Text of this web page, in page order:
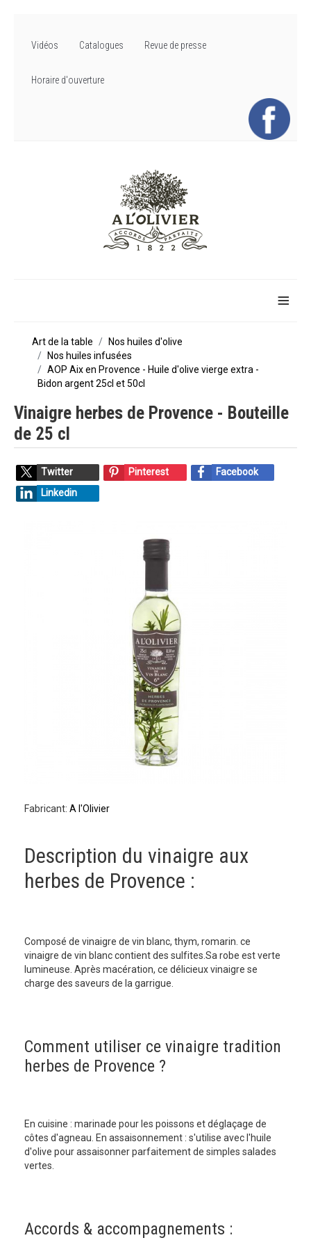
Vidéos Catalogues Revue de presse
Horaire d'ouverture
≡
Art de la table
Nos huiles d'olive
Nos huiles infusées
AOP Aix en Provence - Huile d'olive vierge extra -
Bidon argent 25cl et 50cl
Vinaigre herbes de Provence - Bouteille
de 25 cl
Twitter Pinterest
Facebook
Linkedin
Fabricant: A l'Olivier
Description du vinaigre aux
herbes de Provence :
Composé de vinaigre de vin blanc, thym, romarin. ce
vinaigre de vin blanc contient des sulfites.Sa robe est verte
lumineuse. Après macération, ce délicieux vinaigre se
charge des saveurs de la garrigue.
Comment utiliser ce vinaigre tradition
herbes de Provence ?
En cuisine : marinade pour les poissons et déglaçage de
côtes d'agneau. En assaisonnement : s'utilise avec l'huile
d'olive pour assaisonner parfaitement de simples salades
vertes.
Accords & accompagnements :